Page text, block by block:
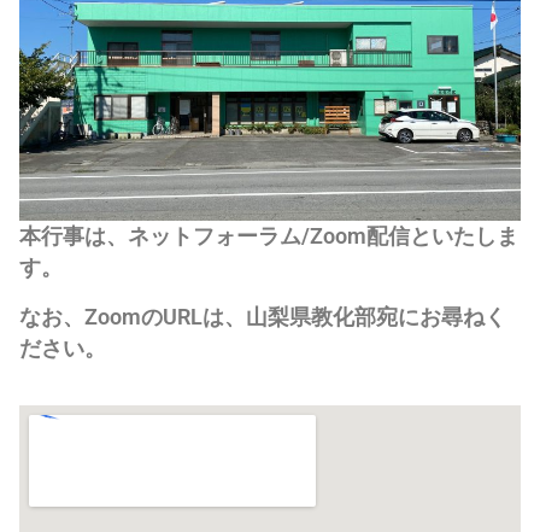
本行事は、ネットフォーラム/Zoom配信といたしま
す。
なお、ZoomのURLは、山梨県教化部宛にお尋ねく
ださい。